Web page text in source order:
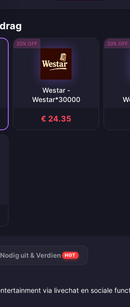
20% OFF
Westar -
Westar*30000
€ 24.35
20% OFF
Nodig uit & Verdien HOT
via livechat en sociale